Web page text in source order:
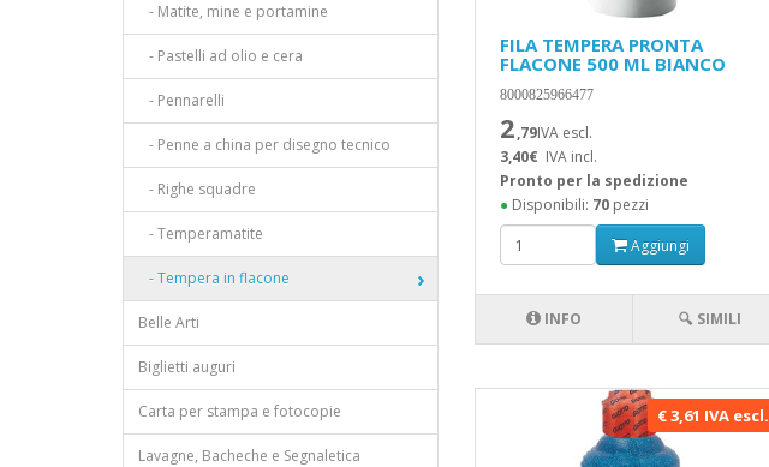
- Matite, mine e portamine
- Pastelli ad olio e cera
- Pennarelli
- Penne a china per disegno tecnico
- Righe squadre
- Temperamatite
- Tempera in flacone
Belle Arti
Biglietti auguri
Carta per stampa e fotocopie
Lavagne, Bacheche e Segnaletica
FILA TEMPERA PRONTA
FLACONE 500 ML BIANCO
8000825966477
2,79IVA escl.
3,40€ IVA incl.
Pronto per la spedizione
●Disponibili: 70pezzi
Aggiungi
INFO 🔍 SIMILI
€ 3,61 IVA escl.